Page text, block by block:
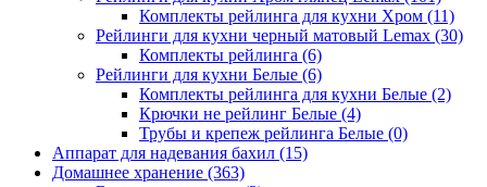
Комплекты рейлинга для кухни Хром (11)
Рейлинги для кухни черный матовый Lemax (30)
Комплекты рейлинга (6)
Рейлинги для кухни Белые (6)
Комплекты рейлинга для кухни Белые (2)
Крючки не рейлинг Белые (4)
Трубы и крепеж рейлинга Белые (0)
Аппарат для надевания бахил (15)
Домашнее хранение (363)